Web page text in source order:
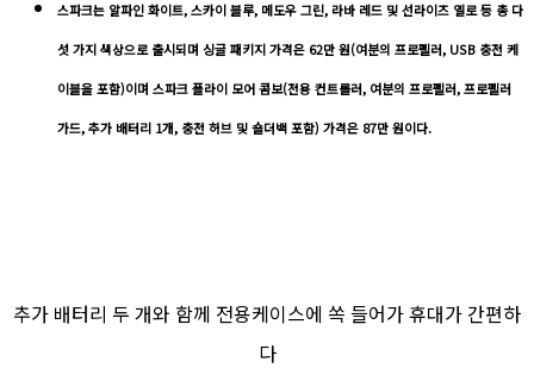
스파크는 알파인 화이트, 스카이 블루, 메도우 그린, 라바 레드 및 선라이즈 옐로 등 총 다
섯 가지 색상으로 출시되며 싱글 패키지 가격은 62만 원(여분의 프로펠러, USB 충전 케
이블을 포함)이며 스파크 플라이 모어 콤보(전용 컨트롤러, 여분의 프로펠러, 프로펠러
가드, 추가 배터리 1개, 충전 허브 및 숄더백 포함) 가격은 87만 원이다.
추가 배터리 두 개와 함께 전용케이스에 쏙 들어가 휴대가 간편하
다